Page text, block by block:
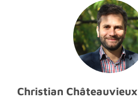
Christian Châteauvieux